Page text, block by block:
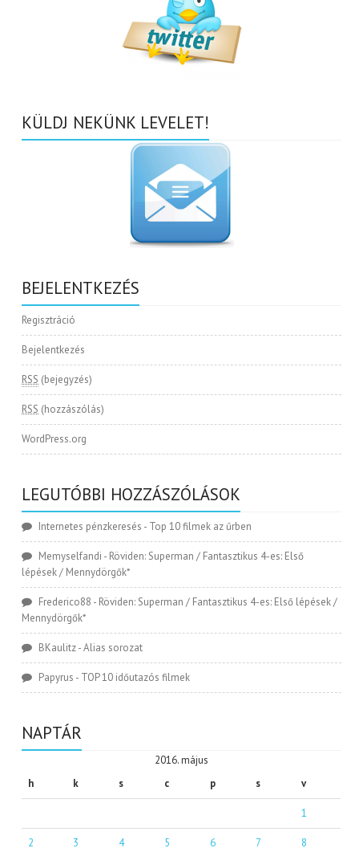
KÜLDJ NEKÜNK LEVELET!
BEJELENTKEZÉS
Regisztráció
Bejelentkezés
RSS (bejegyzés)
RSS (hozzászólás)
WordPress.org
LEGUTÓBBI HOZZÁSZÓLÁSOK
Internetes pénzkeresés - Top 10 filmek az űrben
Memyselfandi - Röviden: Superman / Fantasztikus 4-es: Első
lépések / Mennydörgők*
Frederico88 - Röviden: Superman / Fantasztikus 4-es: Első lépések /
Mennydörgők*
BKaulitz-Alias sorozat
Papyrus - TOP 10 időutazós filmek
NAPTÁR
2016. május
h
k s c p s v
1
2 3 4 5 6 7 8